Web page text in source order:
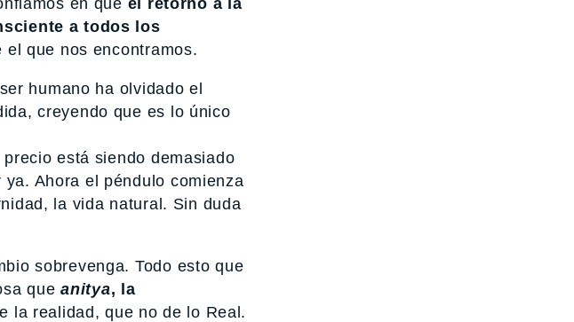
a todos los
que nos encontramos.
humano ha olvidado el
creyendo que es lo único
está siendo demasiado
Ahora el péndulo comienza
la vida natural. Sin duda
sobrevenga. Todo esto que
queanitya, la
la realidad, que no de lo Real.